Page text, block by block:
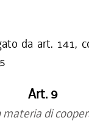
da art. 141,
Art. 9
materia di